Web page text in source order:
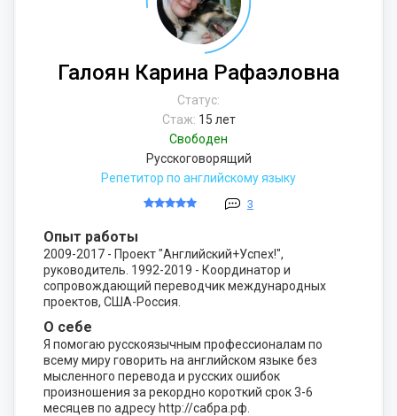
Галоян Карина Рафаэловна
Статус:
Стаж: 15 лет
Свободен
Русскоговорящий
Репетитор по английскому языку
3
Опыт работы
2009-2017 - Проект "Английский+Успех!",
руководитель. 1992-2019 - Координатор и
сопровождающий переводчик международных
проектов, США-Россия.
О себе
Я помогаю русскоязычным профессионалам по
всему миру говорить на английском языке без
мысленного перевода и русских ошибок
произношения за рекордно короткий срок 3-6
месяцев по адресу http://сабра.рф.